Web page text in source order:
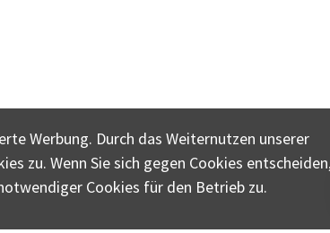
Werbung. Durch das Weiternutzen unserer
zu. Wenn Sie sich gegen Cookies
Cookies für den Betrieb zu.
© COLLECTA AG
plus.ch ist eine Dienstleistungsplattform